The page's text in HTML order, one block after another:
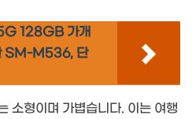
128GB 가개
SM-M536, 단
소형이며 가볍습니다. 이는 여행